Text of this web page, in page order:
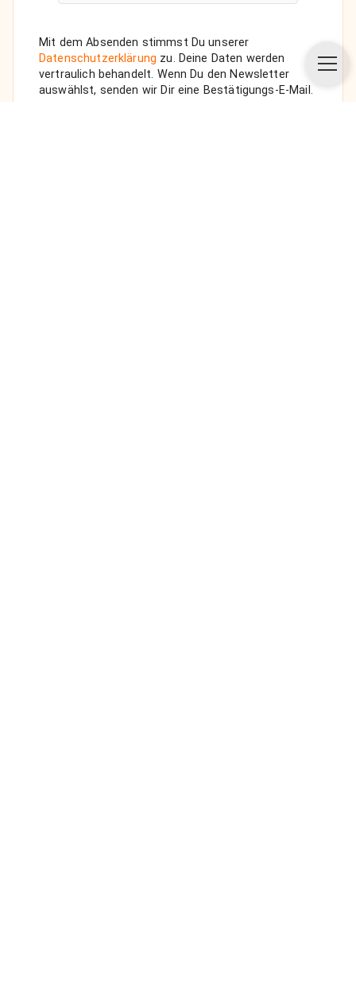
Mit dem Absenden stimmst Du unserer
Datenschutzerklärung zu. Deine Daten werden
vertraulich behandelt. Wenn Du den Newsletter
auswählst, senden wir Dir eine Bestätigungs-E-Mail.